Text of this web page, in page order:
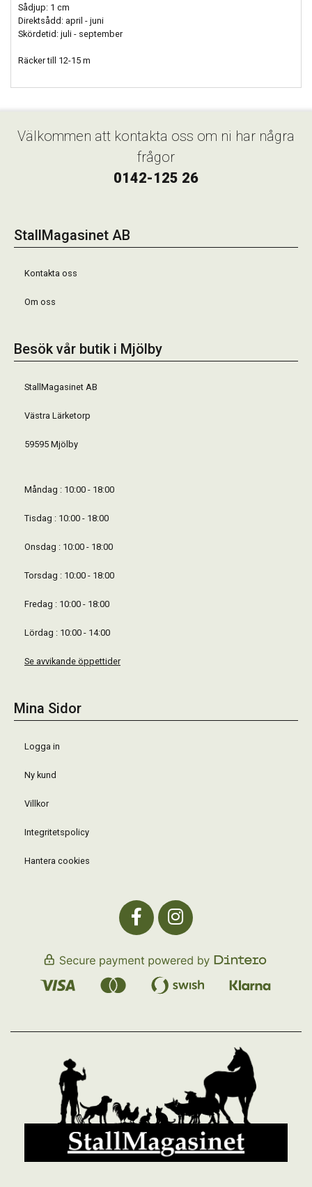
Sådjup: 1 cm
Direktsådd: april - juni
Skördetid: juli - september
Räcker till 12-15 m
Välkommen att kontakta oss om ni har några
frågor
0142-125 26
StallMagasinet AB
Kontakta oss
Om oss
Besök vår butik i Mjölby
StallMagasinet AB
Västra Lärketorp
59595 Mjölby
Måndag : 10:00 - 18:00
Tisdag : 10:00 - 18:00
Onsdag : 10:00 - 18:00
Torsdag : 10:00 - 18:00
Fredag : 10:00 - 18:00
Lördag : 10:00 - 14:00
Se avvikande öppettider
Mina Sidor
Logga in
Ny kund
Villkor
Integritetspolicy
Hantera cookies